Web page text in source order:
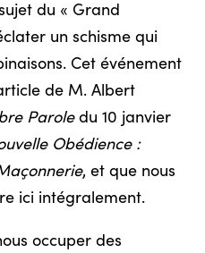
du « Grand
un schisme qui
Cet événement
de M. Albert
Paroledu 10 janvier
Obédience :
, et que nous
ici intégralement.
occuper des